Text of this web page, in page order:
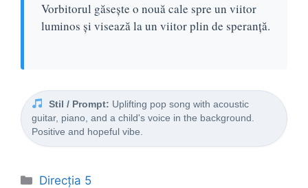
Vorbitorul găsește o nouă cale spre un viitor
luminos și visează la un viitor plin de speranță.
Stil / Prompt: Uplifting pop song with acoustic
guitar, piano, and a child's voice in the background.
Positive and hopeful vibe.
Categorii
Direcția 5